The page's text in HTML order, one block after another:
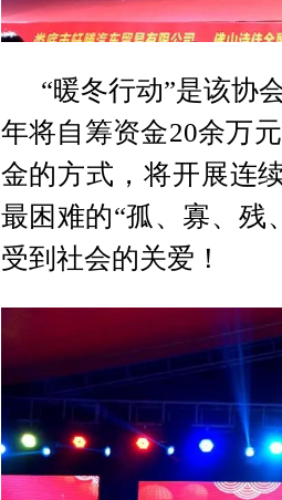
“暖冬行动”是该协
年将自筹资金20余万
金的方式，将开展连
最困难的“孤、寡、残
受到社会的关爱！